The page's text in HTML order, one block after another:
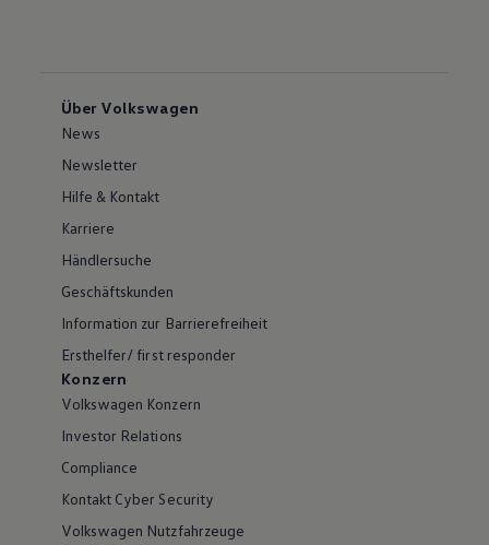
Über Volkswagen
News
Newsletter
Hilfe & Kontakt
Karriere
Händlersuche
Geschäftskunden
Information zur Barrierefreiheit
Ersthelfer/ first responder
Konzern
Volkswagen Konzern
Investor Relations
Compliance
Kontakt Cyber Security
Volkswagen Nutzfahrzeuge